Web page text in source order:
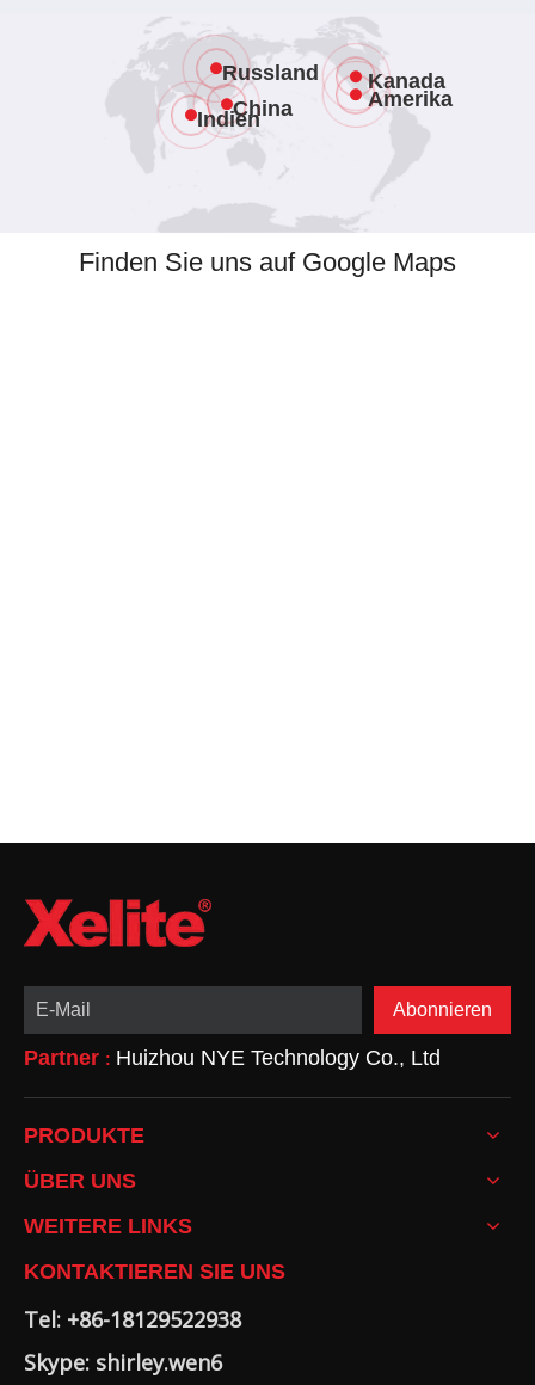
China
Russland
Amerika
Indien
Kanada
Finden Sie uns auf Google Maps
Abonnieren
Partner : Huizhou NYE Technology Co., Ltd
PRODUKTE
ÜBER UNS
WEITERE LINKS
KONTAKTIEREN SIE UNS
Tel: +86-18129522938
Skype: shirley.wen6